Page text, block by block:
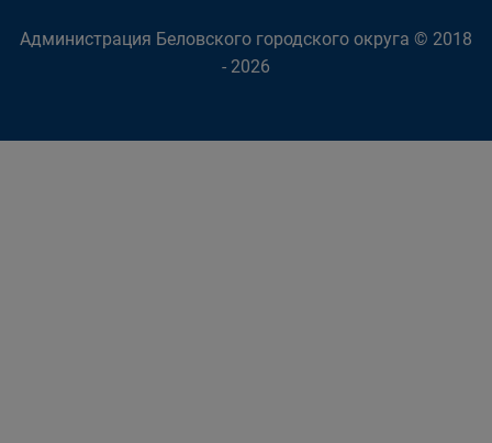
Администрация Беловского городского округа © 2018
- 2026